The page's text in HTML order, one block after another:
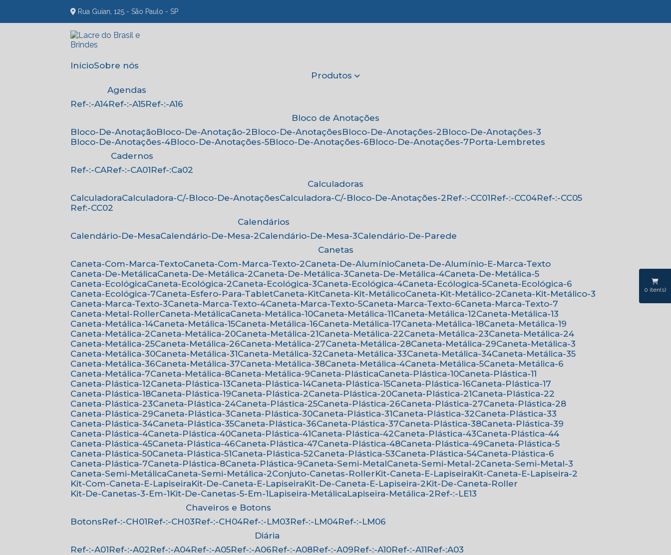
Rua Guian, 125 - São Paulo - SP
Início Sobre nós
Produtos
Agendas
Ref-:-A14
Ref-:-A15
Ref-:-A16
Bloco de Anotações
Bloco-De-Anotação
Bloco-De-Anotação-2 Bloco-De-Anotações Bloco-De-Anotações-2
Bloco-De-Anotações-3
Bloco-De-Anotações-4
Bloco-De-Anotações-5 Bloco-De-Anotações-6 Bloco-De-Anotações-7
Porta-Lembretes
Cadernos
Ref-:-CA
Ref-:-CA01
Ref-:Ca02
Calculadoras
Calculadora
Calculadora-C/-Bloco-De-Anotações Calculadora-C/-Bloco-De-Anotações-2 Ref-:-CC01 Ref-:-CC04
Ref-:-CC05
Ref:-CC02
Calendários
Calendário-De-Mesa
Calendário-De-Mesa-2 Calendário-De-Mesa-3
Calendário-De-Parede
Canetas
Caneta-Com-Marca-Texto
Caneta-Com-Marca-Texto-2 Caneta-De-Alumínio
Caneta-De-Alumínio-E-Marca-Texto
Caneta-De-Metálica
Caneta-De-Metálica-2 Caneta-De-Metálica-3 Caneta-De-Metálica-4
Caneta-De-Metálica-5
Caneta-Ecológica
Caneta-Ecológica-2 Caneta-Ecológica-3 Caneta-Ecológica-4 Caneta-Ecólogica-5
Caneta-Ecológica-6
Caneta-Ecológica-7
Caneta-Esfero-Para-Tablet Caneta-Kit Caneta-Kit-Metálico Caneta-Kit-Metálico-2
Caneta-Kit-Metálico-3
Caneta-Marca-Texto-3
Caneta-Marca-Texto-4 Caneta-Marca-Texto-5 Caneta-Marca-Texto-6
Caneta-Marca-Texto-7
Caneta-Metal-Roller
Caneta-Metálica Caneta-Metálica-10 Caneta-Metálica-11 Caneta-Metálica-12
Caneta-Metálica-13
Caneta-Metálica-14
Caneta-Metálica-15 Caneta-Metálica-16 Caneta-Metálica-17 Caneta-Metálica-18
Caneta-Metálica-19
Caneta-Metálica-2
Caneta-Metálica-20 Caneta-Metálica-21 Caneta-Metálica-22 Caneta-Metálica-23
Caneta-Metálica-24
Caneta-Metálica-25
Caneta-Metálica-26 Caneta-Metálica-27 Caneta-Metálica-28 Caneta-Metálica-29
Caneta-Metálica-3
Caneta-Metálica-30
Caneta-Metálica-31 Caneta-Metálica-32 Caneta-Metálica-33 Caneta-Metálica-34
Caneta-Metálica-35
Caneta-Metálica-36
Caneta-Metálica-37 Caneta-Metálica-38 Caneta-Metálica-4 Caneta-Metálica-5
Caneta-Metálica-6
Caneta-Metálica-7
Caneta-Metálica-8 Caneta-Metálica-9 Caneta-Plástica Caneta-Plástica-10
Caneta-Plástica-11
Caneta-Plástica-12
Caneta-Plástica-13 Caneta-Plástica-14 Caneta-Plástica-15 Caneta-Plástica-16
Caneta-Plástica-17
Caneta-Plástica-18
Caneta-Plástica-19 Caneta-Plástica-2 Caneta-Plástica-20 Caneta-Plástica-21
Caneta-Plástica-22
Caneta-Plástica-23
Caneta-Plástica-24 Caneta-Plástica-25 Caneta-Plástica-26 Caneta-Plástica-27
Caneta-Plástica-28
Caneta-Plástica-29
Caneta-Plástica-3 Caneta-Plástica-30 Caneta-Plástica-31 Caneta-Plástica-32
Caneta-Plástica-33
Caneta-Plástica-34
Caneta-Plástica-35 Caneta-Plástica-36 Caneta-Plástica-37 Caneta-Plástica-38
Caneta-Plástica-39
Caneta-Plástica-4
Caneta-Plástica-40 Caneta-Plástica-41 Caneta-Plástica-42 Caneta-Plástica-43
Caneta-Plástica-44
Caneta-Plástica-45
Caneta-Plástica-46 Caneta-Plástica-47 Caneta-Plástica-48 Caneta-Plástica-49
Caneta-Plástica-5
Caneta-Plástica-50
Caneta-Plástica-51 Caneta-Plástica-52 Caneta-Plástica-53 Caneta-Plástica-54
Caneta-Plástica-6
Caneta-Plástica-7
Caneta-Plástica-8 Caneta-Plástica-9 Caneta-Semi-Metal Caneta-Semi-Metal-2
Caneta-Semi-Metal-3
Caneta-Semi-Metálica
Caneta-Semi-Metálica-2 Conjuto-Canetas-Roller Kit-Caneta-E-Lapiseira
Kit-Caneta-E-Lapiseira-2
Kit-Com-Caneta-E-Lapiseira
Kit-De-Caneta-E-Lapiseira Kit-De-Caneta-E-Lapiseira-2
Kit-De-Caneta-Roller
Kit-De-Canetas-3-Em-1
Kit-De-Canetas-5-Em-1 Lapiseira-Metálica Lapiseira-Metálica-2
Ref-:-LE13
Chaveiros e Botons
Botons
Ref-:-CH01 Ref-:-CH03 Ref-:-CH04 Ref-:-LM03 Ref-:-LM04
Ref-:-LM06
Diária
Ref-:-A01
Ref-:-A02 Ref-:-A04 Ref-:-A05 Ref-:-A06 Ref-:-A08 Ref-:-A09 Ref-:-A10 Ref-:-A11
Ref-:A03
0 iten(s)